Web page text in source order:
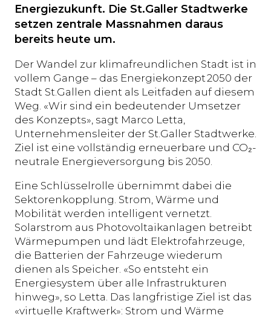
Energiezukunft. Die St.Galler Stadtwerke
setzen zentrale Massnahmen daraus
bereits heute um.
Der Wandel zur klimafreundlichen Stadt ist in
vollem Gange – das Energiekonzept 2050 der
Stadt St.Gallen dient als Leitfaden auf diesem
Weg. «Wir sind ein bedeutender Umsetzer
des Konzepts», sagt Marco Letta,
Unternehmensleiter der St.Galler Stadtwerke.
Ziel ist eine vollständig erneuerbare und CO₂-
neutrale Energieversorgung bis 2050.
Eine Schlüsselrolle übernimmt dabei die
Sektorenkopplung. Strom, Wärme und
Mobilität werden intelligent vernetzt.
Solarstrom aus Photovoltaikanlagen betreibt
Wärmepumpen und lädt Elektrofahrzeuge,
die Batterien der Fahrzeuge wiederum
dienen als Speicher. «So entsteht ein
Energiesystem über alle Infrastrukturen
hinweg», so Letta. Das langfristige Ziel ist das
«virtuelle Kraftwerk»: Strom und Wärme